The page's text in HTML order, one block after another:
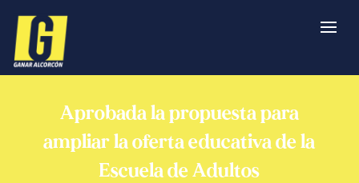
Aprobada la propuesta para
ampliar la oferta educativa de la
Escuela de Adultos